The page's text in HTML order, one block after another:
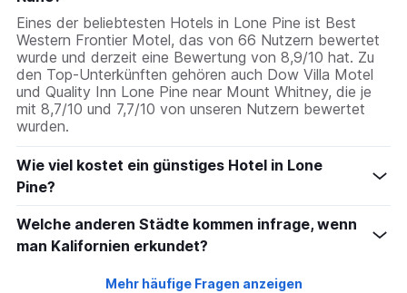
Eines der beliebtesten Hotels in Lone Pine ist Best
Western Frontier Motel, das von 66 Nutzern bewertet
wurde und derzeit eine Bewertung von 8,9/10 hat. Zu
den Top-Unterkünften gehören auch Dow Villa Motel
und Quality Inn Lone Pine near Mount Whitney, die je
mit 8,7/10 und 7,7/10 von unseren Nutzern bewertet
wurden.
Wie viel kostet ein günstiges Hotel in Lone
Pine?
Welche anderen Städte kommen infrage, wenn
man Kalifornien erkundet?
Mehr häufige Fragen anzeigen